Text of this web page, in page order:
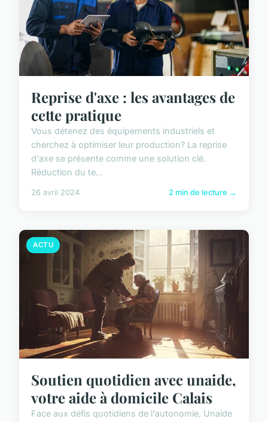
Reprise d'axe : les avantages de
cette pratique
Vous détenez des équipements industriels et
cherchez à optimiser leur production? La reprise
d'axe se présente comme une solution clé.
Réduction du te...
26 avril 2024 2 min de lecture →
ACTU
Soutien quotidien avec unaide,
votre aide à domicile Calais
Face aux défis quotidiens de l'autonomie, Unaide